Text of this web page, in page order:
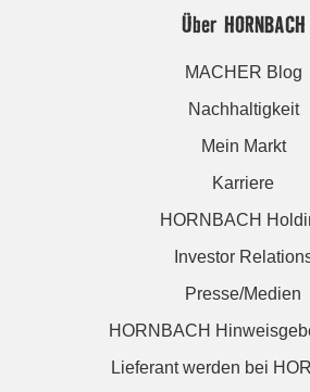
Über HORNBACH
MACHER Blog
Nachhaltigkeit
Mein Markt
Karriere
HORNBACH
Investor
Presse/Medien
HORNBACH
Lieferant werden bei